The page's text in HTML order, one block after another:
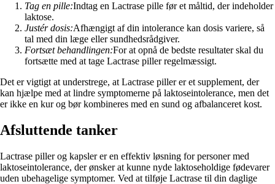
Tag en pille:Indtag en Lactrase pille før et måltid, der indeholder
laktose.
Justér dosis:Afhængigt af din intolerance kan dosis variere, så
tal med din læge eller sundhedsrådgiver.
Fortsæt behandlingen:For at opnå de bedste resultater skal du
fortsætte med at tage Lactrase piller regelmæssigt.
Det er vigtigt at understrege, at Lactrase piller er et supplement, der
kan hjælpe med at lindre symptomerne på laktoseintolerance, men det
er ikke en kur og bør kombineres med en sund og afbalanceret kost.
Afsluttende tanker
Lactrase piller og kapsler er en effektiv løsning for personer med
laktoseintolerance, der ønsker at kunne nyde laktoseholdige fødevarer
uden ubehagelige symptomer. Ved at tilføje Lactrase til din daglige